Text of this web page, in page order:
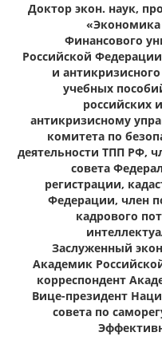
Доктор экон. наук,
«Экономика
Финансового
Российской
и
учебных
российских
антикризисному
комитета по
деятельности ТПП РФ,
совета
регистрации,
Федерации, член
кадрового
Заслуженный
Академик
корреспондент
Вице-президент
совета по